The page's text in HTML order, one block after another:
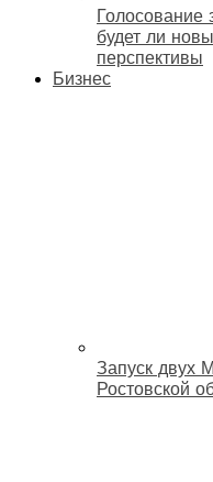
Голосование
будет ли
перспективы
Бизнес
Запуск двух
Ростовской